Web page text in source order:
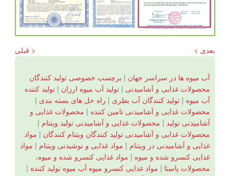
< قبلی بعدی >
آب میوه ها در سراسر جهان | برچسب خصوصی تولید کنندگان
محصولات غذایی و آشامیدنی | تولید آب میوه ارزان | تولید کننده
آب میوه | تولید کنندگان آب بطری | راه حل های بسته بندی |
محصولات غذایی و آشامیدنی تامین کننده | محصولات غذایی و
آشامیدنی تولید | محصولات غذایی و آشامیدنی تولید ویتنام |
محصولات غذایی و آشامیدنی تولید کنندگان ویتنام کنندگان | مواد
غذایی و آشامیدنی در ویتنام | مواد غذایی و نوشیدنی ویتنام | مواد
غذایی کنسرو شده و میوه | مواد غذایی کنسرو شده و میوه،
محصولات پاستا | مواد غذایی کنسرو میوه آب میوه تولید کننده |